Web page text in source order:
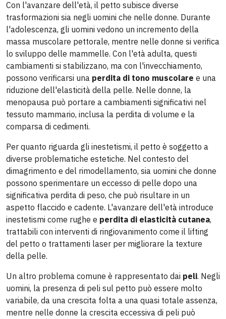
Con l'avanzare dell'età, il petto subisce diverse
trasformazioni sia negli uomini che nelle donne. Durante
l'adolescenza, gli uomini vedono un incremento della
massa muscolare pettorale, mentre nelle donne si verifica
lo sviluppo delle mammelle. Con l'età adulta, questi
cambiamenti si stabilizzano, ma con l'invecchiamento,
possono verificarsi una perdita di tono muscolare e una
riduzione dell'elasticità della pelle. Nelle donne, la
menopausa può portare a cambiamenti significativi nel
tessuto mammario, inclusa la perdita di volume e la
comparsa di cedimenti.
Per quanto riguarda gli inestetismi, il petto è soggetto a
diverse problematiche estetiche. Nel contesto del
dimagrimento e del rimodellamento, sia uomini che donne
possono sperimentare un eccesso di pelle dopo una
significativa perdita di peso, che può risultare in un
aspetto flaccido e cadente. L'avanzare dell'età introduce
inestetismi come rughe e perdita di elasticità cutanea,
trattabili con interventi di ringiovanimento come il lifting
del petto o trattamenti laser per migliorare la texture
della pelle.
Un altro problema comune è rappresentato dai peli. Negli
uomini, la presenza di peli sul petto può essere molto
variabile, da una crescita folta a una quasi totale assenza,
mentre nelle donne la crescita eccessiva di peli può